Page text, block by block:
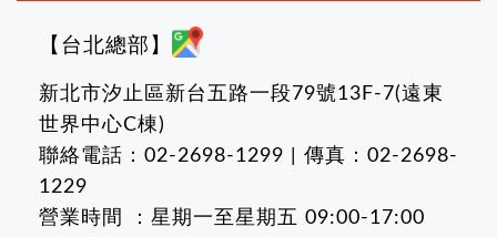
【台北總部】
新北市汐止區新台五路一段79號13F-7(遠東
世界中心C棟)
聯絡電話：02-2698-1299 | 傳真：02-2698-
1229
營業時間 ：星期一至星期五 09:00-17:00